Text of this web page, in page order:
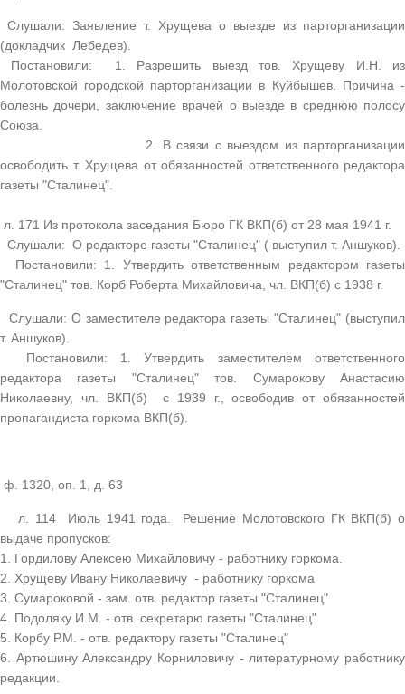
Слушали: Заявление т. Хрущева о выезде из парторганизации
(докладчик Лебедев).
Постановили: 1. Разрешить выезд тов. Хрущеву И.Н. из
Молотовской городской парторганизации в Куйбышев. Причина -
болезнь дочери, заключение врачей о выезде в среднюю полосу
Союза.
2. В связи с выездом из парторганизации
освободить т. Хрущева от обязанностей ответственного редактора
газеты "Сталинец".
л. 171 Из протокола заседания Бюро ГК ВКП(б) от 28 мая 1941 г.
Слушали: О редакторе газеты "Сталинец" ( выступил т. Аншуков).
Постановили: 1. Утвердить ответственным редактором газеты
"Сталинец" тов. Корб Роберта Михайловича, чл. ВКП(б) с 1938 г.
Слушали: О заместителе редактора газеты "Сталинец" (выступил
т. Аншуков).
Постановили: 1. Утвердить заместителем ответственного
редактора газеты "Сталинец" тов. Сумарокову Анастасию
Николаевну, чл. ВКП(б) с 1939 г., освободив от обязанностей
пропагандиста горкома ВКП(б).
ф. 1320, оп. 1, д. 63
л. 114 Июль 1941 года. Решение Молотовского ГК ВКП(б) о
выдаче пропусков:
1. Гордилову Алексею Михайловичу - работнику горкома.
2. Хрущеву Ивану Николаевичу - работнику горкома
3. Сумароковой - зам. отв. редактор газеты "Сталинец"
4. Подоляку И.М. - отв. секретарю газеты "Сталинец"
5. Корбу Р.М. - отв. редактору газеты "Сталинец"
6. Артюшину Александру Корниловичу - литературному работнику
редакции.